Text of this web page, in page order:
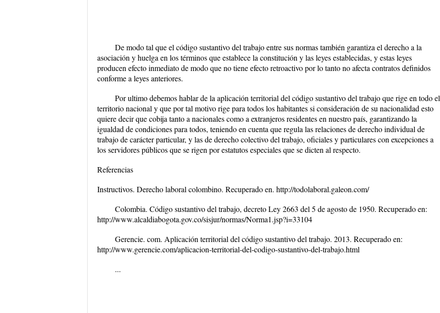
De modo tal que el código sustantivo del trabajo entre sus normas también garantiza el derecho a la
asociación y huelga en los términos que establece la constitución y las leyes establecidas, y estas leyes
producen efecto inmediato de modo que no tiene efecto retroactivo por lo tanto no afecta contratos definidos
conforme a leyes anteriores.
Por ultimo debemos hablar de la aplicación territorial del código sustantivo del trabajo que rige en todo el
territorio nacional y que por tal motivo rige para todos los habitantes si consideración de su nacionalidad esto
quiere decir que cobija tanto a nacionales como a extranjeros residentes en nuestro país, garantizando la
igualdad de condiciones para todos, teniendo en cuenta que regula las relaciones de derecho individual de
trabajo de carácter particular, y las de derecho colectivo del trabajo, oficiales y particulares con excepciones a
los servidores públicos que se rigen por estatutos especiales que se dicten al respecto.
Referencias
Instructivos. Derecho laboral colombino. Recuperado en. http://todolaboral.galeon.com/
Colombia. Código sustantivo del trabajo, decreto Ley 2663 del 5 de agosto de 1950. Recuperado en:
http://www.alcaldiabogota.gov.co/sisjur/normas/Norma1.jsp?i=33104
Gerencie. com. Aplicación territorial del código sustantivo del trabajo. 2013. Recuperado en:
http://www.gerencie.com/aplicacion-territorial-del-codigo-sustantivo-del-trabajo.html
...